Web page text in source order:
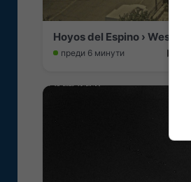
Hoyos del Espino › West:
преди 6 минути